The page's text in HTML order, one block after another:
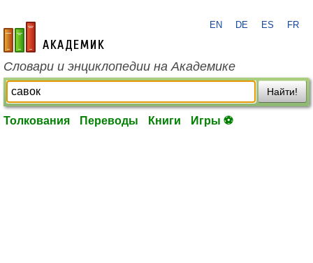
academic.ru
EN DE ES FR
Словари и энциклопедии на Академике
Найти!
Толкования Переводы Книги Игры ⚽